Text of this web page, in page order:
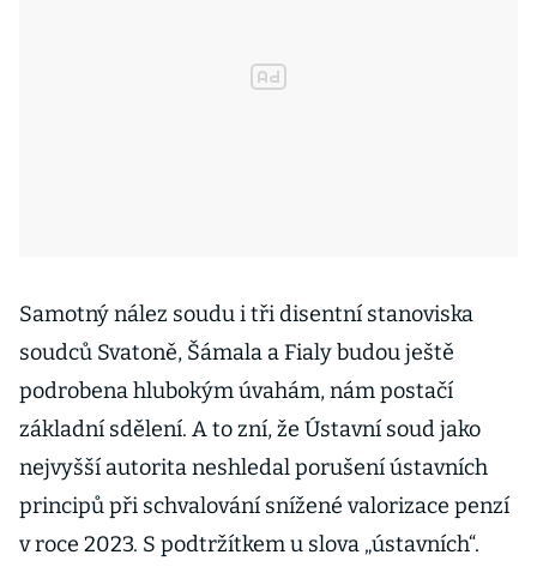
Samotný nález soudu i tři disentní stanoviska
soudců Svatoně, Šámala a Fialy budou ještě
podrobena hlubokým úvahám, nám postačí
základní sdělení. A to zní, že Ústavní soud jako
nejvyšší autorita neshledal porušení ústavních
principů při schvalování snížené valorizace penzí
v roce 2023. S podtržítkem u slova „ústavních“.